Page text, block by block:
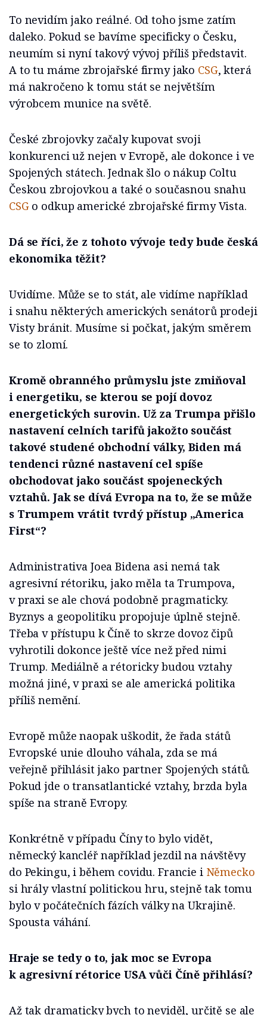
To nevidím jako reálné. Od toho jsme zatím
daleko. Pokud se bavíme specificky o Česku,
neumím si nyní takový vývoj příliš představit.
A to tu máme zbrojařské firmy jako CSG, která
má nakročeno k tomu stát se největším
výrobcem munice na světě.
České zbrojovky začaly kupovat svoji
konkurenci už nejen v Evropě, ale dokonce i ve
Spojených státech. Jednak šlo o nákup Coltu
Českou zbrojovkou a také o současnou snahu
CSGo odkup americké zbrojařské firmy Vista.
Dá se říci, že z tohoto vývoje tedy bude česká
ekonomika těžit?
Uvidíme. Může se to stát, ale vidíme například
i snahu některých amerických senátorů prodeji
Visty bránit. Musíme si počkat, jakým směrem
se to zlomí.
Kromě obranného průmyslu jste zmiňoval
i energetiku, se kterou se pojí dovoz
energetických surovin. Už za Trumpa přišlo
nastavení celních tarifů jakožto součást
takové studené obchodní války, Biden má
tendenci různé nastavení cel spíše
obchodovat jako součást spojeneckých
vztahů. Jak se dívá Evropa na to, že se může
s Trumpem vrátit tvrdý přístup „America
First“?
Administrativa Joea Bidena asi nemá tak
agresivní rétoriku, jako měla ta Trumpova,
v praxi se ale chová podobně pragmaticky.
Byznys a geopolitiku propojuje úplně stejně.
Třeba v přístupu k Číně to skrze dovoz čipů
vyhrotili dokonce ještě více než před nimi
Trump. Mediálně a rétoricky budou vztahy
možná jiné, v praxi se ale americká politika
příliš nemění.
Evropě může naopak uškodit, že řada států
Evropské unie dlouho váhala, zda se má
veřejně přihlásit jako partner Spojených států.
Pokud jde o transatlantické vztahy, brzda byla
spíše na straně Evropy.
Konkrétně v případu Číny to bylo vidět,
německý kancléř například jezdil na návštěvy
do Pekingu, i během covidu. Francie i Německo
si hrály vlastní politickou hru, stejně tak tomu
bylo v počátečních fázích války na Ukrajině.
Spousta váhání.
Hraje se tedy o to, jak moc se Evropa
k agresivní rétorice USA vůči Číně přihlásí?
Až tak dramaticky bych to neviděl, určitě se ale